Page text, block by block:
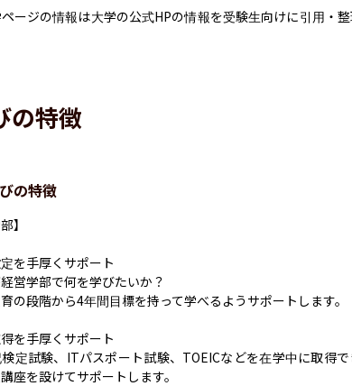
ージの情報は大学の公式HPの情報を受験生向けに引用・
の特徴
の特徴
】
を手厚くサポート
営学部で何を学びたいか？
の段階から4年間目標を持って学べるようサポートします。
を手厚くサポート
定試験、ITパスポート試験、TOEICなどを在学中に取得
座を設けてサポートします。